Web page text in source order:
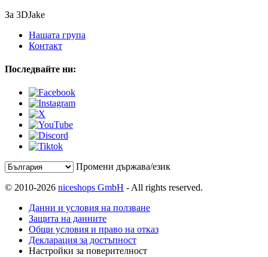
За 3DJake
Нашата група
Контакт
Последвайте ни:
Промени държава/език
© 2010-2026 niceshops GmbH - All rights reserved.
Данни и условия на ползване
Защита на данните
Общи условия и право на отказ
Декларация за достъпност
Настройки за поверителност